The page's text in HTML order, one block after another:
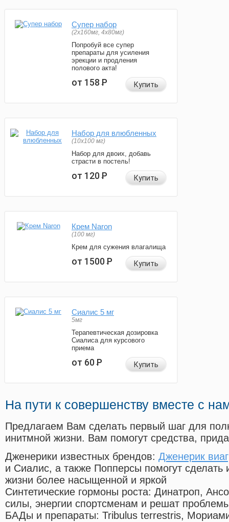
Супер набор
(2х160мг, 4х80мг)
Попробуй все супер
препараты для усиления
эрекции и продления
полового акта!
от 158Р Купить
Набор для влюбленных
(10х100 мг)
Набор для двоих, добавь
страсти в постель!
от 120Р Купить
Крем Naron
(100 мг)
Крем для сужения влагалища
от 1500Р Купить
Сиалис 5 мг
5мг
Терапевтическая дозировка
Сиалиса для курсового
приема
от 60Р Купить
На пути к совершенству вместе с
Предлагаем Вам сделать первый шаг для
инитмной жизни. Вам помогут средства,
Дженерики известных брендов: Дженерик
и Сиалис, а также Попперсы помогут
жизни более насыщенной и яркой
Синтетические гормоны роста: Динатроп,
силы, энергии спортсменам и решат
БАДы и препараты: Tribulus terrestris,